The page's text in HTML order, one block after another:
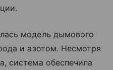
модель дымового
и азотом. Несмотря
система обеспечила